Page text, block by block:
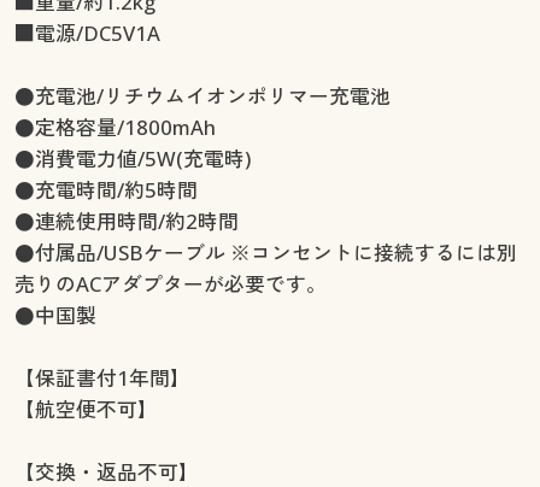
■電源/DC5V1A
●充電池/リチウムイオンポリマー充電池
●定格容量/1800mAh
●消費電力値/5W(充電時)
●充電時間/約5時間
●連続使用時間/約2時間
●付属品/USBケーブル ※コンセントに接続するには別
売りのACアダプターが必要です。
●中国製
【保証書付1年間】
【航空便不可】
【交換・返品不可】